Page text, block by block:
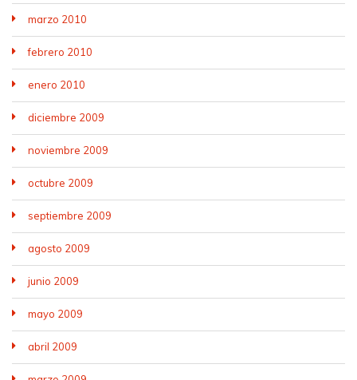
marzo 2010
febrero 2010
enero 2010
diciembre 2009
noviembre 2009
octubre 2009
septiembre 2009
agosto 2009
junio 2009
mayo 2009
abril 2009